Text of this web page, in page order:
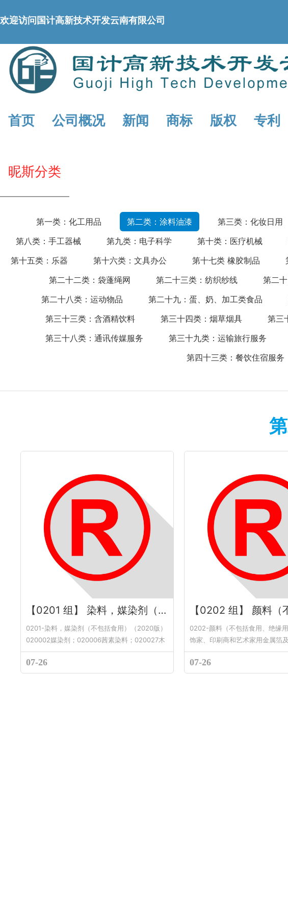
欢迎访问国计高新技术开发云南有限公司
首页 公司概况 新闻 商标 版权 专利
昵斯分类
第一类：化工用品 第二类：涂料油漆 第三类：化妆日用
第八类：手工器械
第九类：电子科学 第十类：医疗机械
第十五类：乐器
第十六类：文具办公 第十七类 橡胶制品
第二十二类：袋蓬绳网
第二十三类：纺织纱线 第二
第二十八类：运动物品
第二十九：蛋、奶、加工类食品
第三十三类：含酒精饮料
第三十四类：烟草烟具 第三
第三十八类：通讯传媒服务
第三十九类：运输旅行服务
第四十三类：餐饮住宿服务
【0201 组】 染料，媒染剂（不包括食用）
0201-染料，媒染剂（不包括食用）（2020版）
020002媒染剂；020006茜素染料；020027木
材媒...
07-26
0202-颜料（不包括食用、绝缘
饰家、印刷商和艺术家用金属箔
版） 020008绘...
07-26